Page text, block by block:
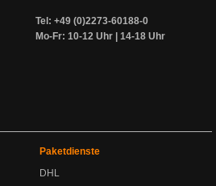
Tel: +49 (0)2273-60188-0
Mo-Fr: 10-12 Uhr | 14-18 Uhr
Paketdienste
DHL